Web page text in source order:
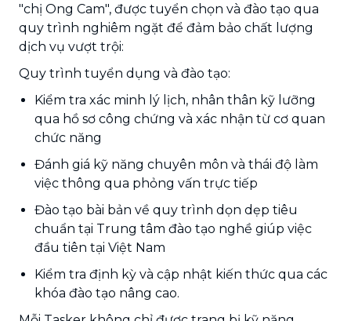
"chị Ong Cam", được tuyển chọn và đào tạo qua
quy trình nghiêm ngặt để đảm bảo chất lượng
dịch vụ vượt trội:
Quy trình tuyển dụng và đào tạo:
Kiểm tra xác minh lý lịch, nhân thân kỹ lưỡng
qua hồ sơ công chứng và xác nhận từ cơ quan
chức năng
Đánh giá kỹ năng chuyên môn và thái độ làm
việc thông qua phỏng vấn trực tiếp
Đào tạo bài bản về quy trình dọn dẹp tiêu
chuẩn tại Trung tâm đào tạo nghề giúp việc
đầu tiên tại Việt Nam
Kiểm tra định kỳ và cập nhật kiến thức qua các
khóa đào tạo nâng cao.